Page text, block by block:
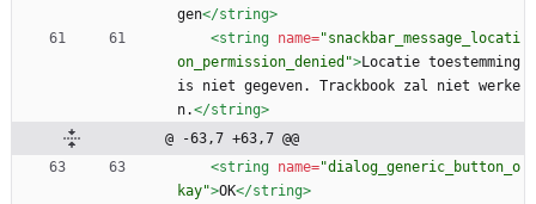
gen</string>
<string name="snackbar_message_locati
on_permission_denied">Locatie toestemming
is niet gegeven. Trackbook zal niet werke
n.</string>
@ -63,7 +63,7 @@
<string name="dialog_generic_button_o
kay">OK</string>